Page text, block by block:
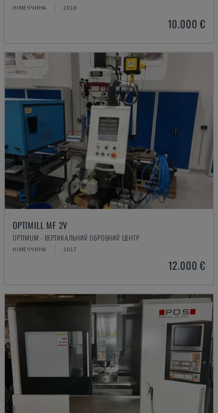
НІМЕЧЧИНА 2018
10.000 €
OPTIMILL MF 2V
OPTIMUM - ВЕРТИКАЛЬНИЙ ОБРОБНИЙ ЦЕНТР
НІМЕЧЧИНА 2017
12.000 €